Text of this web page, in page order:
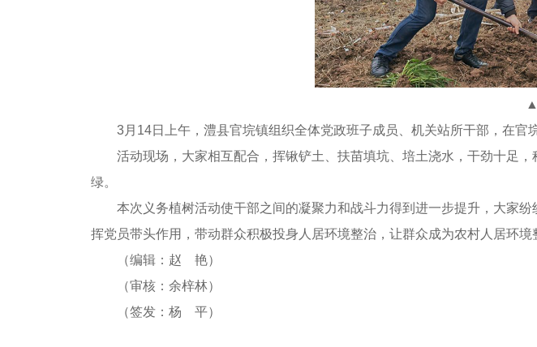
3月14日上午，澧县官垸镇组织全体党政班子成员、机关站所干部，在官
活动现场，大家相互配合，挥锹铲土、扶苗填坑、培土浇水，干劲十足
绿。
本次义务植树活动使干部之间的凝聚力和战斗力得到进一步提升，大家
挥党员带头作用，带动群众积极投身人居环境整治，让群众成为农村人居环
（编辑：赵 艳）
（审核：余梓林）
（签发：杨 平）